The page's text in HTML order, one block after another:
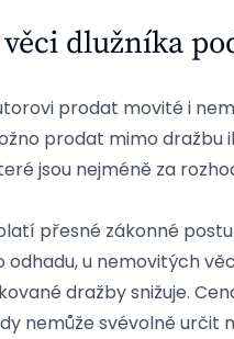
dlužníka
prodat movité i
prodat mimo dražbu
jsou nejméně za
přesné zákonné
u nemovitých
dražby snižuje.
nemůže svévolně určit